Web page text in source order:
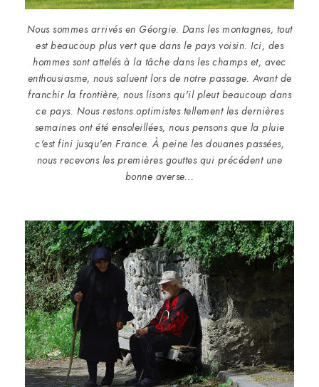
Nous sommes arrivés en Géorgie. Dans les montagnes, tout
est beaucoup plus vert que dans le pays voisin. Ici, des
hommes sont attelés à la tâche dans les champs et, avec
enthousiasme, nous saluent lors de notre passage. Avant de
franchir la frontière, nous lisons qu'il pleut beaucoup dans
ce pays. Nous restons optimistes tellement les dernières
semaines ont été ensoleillées, nous pensons que la pluie
c'est fini jusqu'en France. À peine les douanes passées,
nous recevons les premières gouttes qui précédent une
bonne averse...